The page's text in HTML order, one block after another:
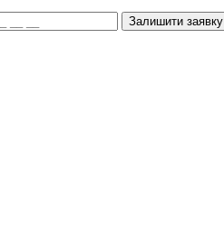
Залишити заявку